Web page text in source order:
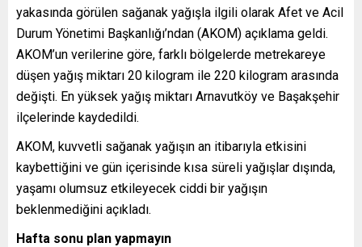
yakasında görülen sağanak yağışla ilgili olarak Afet ve Acil
Durum Yönetimi Başkanlığı’ndan (AKOM) açıklama geldi.
AKOM’un verilerine göre, farklı bölgelerde metrekareye
düşen yağış miktarı 20 kilogram ile 220 kilogram arasında
değişti. En yüksek yağış miktarı Arnavutköy ve Başakşehir
ilçelerinde kaydedildi.
AKOM, kuvvetli sağanak yağışın an itibarıyla etkisini
kaybettiğini ve gün içerisinde kısa süreli yağışlar dışında,
yaşamı olumsuz etkileyecek ciddi bir yağışın
beklenmediğini açıkladı.
Hafta sonu plan yapmayın